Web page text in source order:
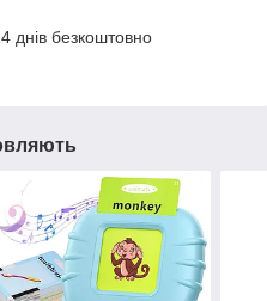
днів безкоштовно